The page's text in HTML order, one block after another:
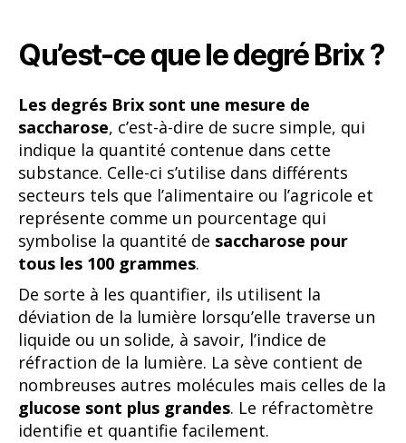
Qu’est-ce que le degré Brix ?
Les degrés Brix sont une mesure de
saccharose, c’est-à-dire de sucre simple, qui
indique la quantité contenue dans cette
substance. Celle-ci s’utilise dans différents
secteurs tels que l’alimentaire ou l’agricole et
représente comme un pourcentage qui
symbolise la quantité de saccharose pour
tous les 100 grammes.
De sorte à les quantifier, ils utilisent la
déviation de la lumière lorsqu’elle traverse un
liquide ou un solide, à savoir, l’indice de
réfraction de la lumière. La sève contient de
nombreuses autres molécules mais celles de la
glucose sont plus grandes. Le réfractomètre
identifie et quantifie facilement.